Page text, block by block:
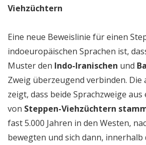
Viehzüchtern
Eine neue Beweislinie für einen
indoeuropäischen Sprachen ist,
Muster den Indo-Iranischen und
Zweig überzeugend verbinden. Die
zeigt, dass beide Sprachzweige
von Steppen-Viehzüchtern
fast 5.000 Jahren in den Westen,
bewegten und sich dann, innerhalb